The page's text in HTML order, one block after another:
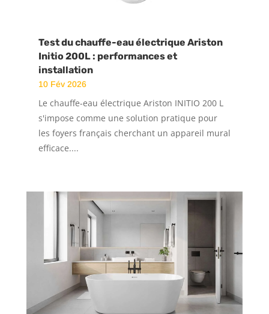
Test du chauffe-eau électrique Ariston
Initio 200L : performances et
installation
10 Fév 2026
Le chauffe-eau électrique Ariston INITIO 200 L
s'impose comme une solution pratique pour
les foyers français cherchant un appareil mural
efficace....